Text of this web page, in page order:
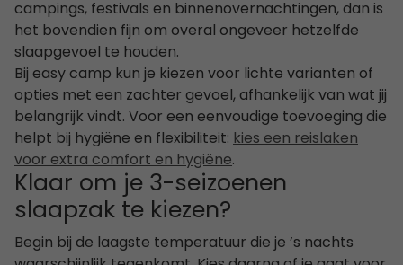
campings, festivals en binnenovernachtingen, dan is
het bovendien fijn om overal ongeveer hetzelfde
slaapgevoel te houden.
Bij easy camp kun je kiezen voor lichte varianten of
opties met een zachter gevoel, afhankelijk van wat jij
belangrijk vindt. Voor een eenvoudige toevoeging die
helpt bij hygiëne en flexibiliteit:kies een reislaken
voor extra comfort en hygiëne.
Klaar om je 3-seizoenen
slaapzak te kiezen?
Begin bij de laagste temperatuur die je ’s nachts